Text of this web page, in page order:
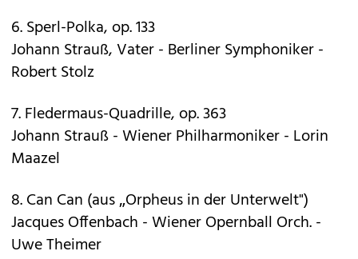
6. Sperl-Polka, op. 133
Johann Strauß, Vater - Berliner Symphoniker -
Robert Stolz
7. Fledermaus-Quadrille, op. 363
Johann Strauß - Wiener Philharmoniker - Lorin
Maazel
8. Can Can (aus „Orpheus in der Unterwelt")
Jacques Offenbach - Wiener Opernball Orch. -
Uwe Theimer